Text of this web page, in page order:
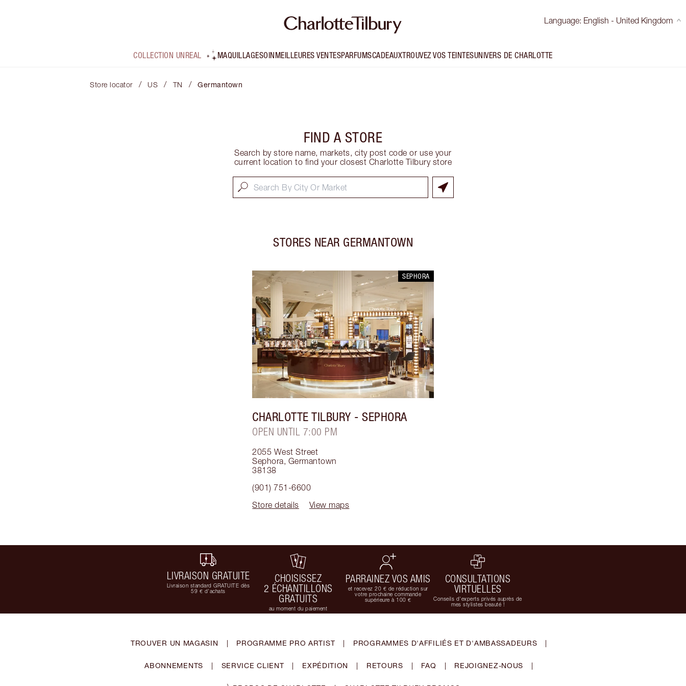
Language: English - United Kingdom
COLLECTION UNREAL MAQUILLAGESOINMEILLEURES VENTESPARFUMSCADEAUXTROUVEZ VOS TEINTESUNIVERS DE CHARLOTTE
Store locator / US / TN / Germantown
FIND A STORE
Search by store name, markets, city post code or use your
current location to find your closest Charlotte Tilbury store
STORES NEAR GERMANTOWN
SEPHORA
CHARLOTTE TILBURY - SEPHORA
OPEN UNTIL 7:00 PM
2055 West Street
Sephora, Germantown
38138
(901) 751-6600
Store details
View maps
LIVRAISON GRATUITE
Livraison standard GRATUITE dès
59 € d'achats
CHOISISSEZ
2 ÉCHANTILLONS
GRATUITS
au moment du paiement
PARRAINEZ VOS AMIS
et recevez 20 € de réduction sur
votre prochaine commande
supérieure à 100 €
CONSULTATIONS
VIRTUELLES
Conseils d'experts privés auprès de
mes stylistes beauté !
TROUVER UN MAGASIN | PROGRAMME PRO ARTIST | PROGRAMMES D'AFFILIÉS ET D'AMBASSADEURS |
ABONNEMENTS | SERVICE CLIENT | EXPÉDITION | RETOURS | FAQ | REJOIGNEZ-NOUS |